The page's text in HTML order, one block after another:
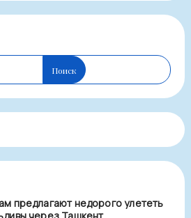
Поиск
предлагают недорого улететь